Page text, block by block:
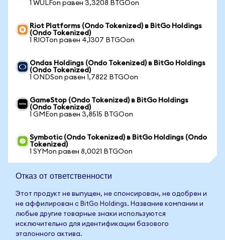
1 WULFon равен 3,3208 BTGOon
Riot Platforms (Ondo Tokenized) в BitGo Holdings
(Ondo Tokenized)
1 RIOTon равен 4,1307 BTGOon
Ondas Holdings (Ondo Tokenized) в BitGo Holdings
(Ondo Tokenized)
1 ONDSon равен 1,7822 BTGOon
GameStop (Ondo Tokenized) в BitGo Holdings
(Ondo Tokenized)
1 GMEon равен 3,8515 BTGOon
Symbotic (Ondo Tokenized) в BitGo Holdings (Ondo
Tokenized)
1 SYMon равен 8,0021 BTGOon
Отказ от ответственности
Этот продукт не выпущен, не спонсирован, не одобрен и
не аффилирован с BitGo Holdings. Название компании и
любые другие товарные знаки используются
исключительно для идентификации базового
эталонного актива.